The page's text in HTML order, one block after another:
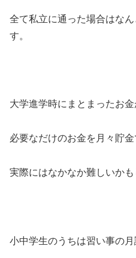
全て私立に通った場合はな
す。
大学進学時にまとまったお
必要なだけのお金を月々貯金
実際にはなかなか難しいかも
小中学生のうちは習い事の月